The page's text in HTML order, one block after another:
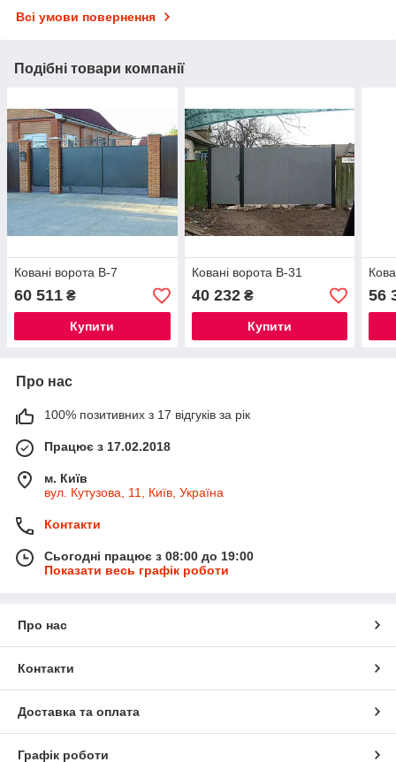
Всі умови повернення
Подібні товари компанії
Ковані ворота В-7
60 511 ₴
Купити
Ковані ворота В-31
40 232₴
Купити
56
Про нас
100% позитивних з 17 відгуків за рік
Працює з 17.02.2018
м. Київ
вул. Кутузова, 11, Київ, Україна
Контакти
Сьогодні працює з 08:00 до 19:00
Показати весь графік роботи
Про нас
Контакти
Доставка та оплата
Графік роботи